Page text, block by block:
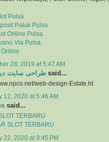
Pulsa
Pakai Pulsa
Online Pulsa
Via Pulsa
28, 2019 at 5:47 AM
طراحی سایت said...
web-design-Estate.ht
12, 2020 at 5:46 AM
said...
TERBARU
SLOT TERBARU
22, 2020 at 9:45 PM